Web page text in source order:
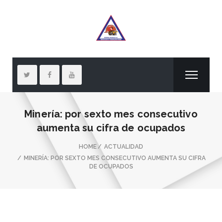
Minería: por sexto mes consecutivo
aumenta su cifra de ocupados
HOME
ACTUALIDAD
MINERÍA: POR SEXTO MES CONSECUTIVO AUMENTA SU CIFRA
DE OCUPADOS